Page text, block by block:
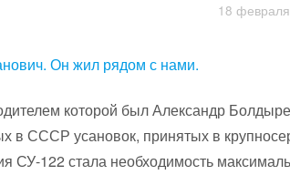
18
Он жил рядом с нами.
которой был Александр
в СССР усановок, принятых в
СУ-122 стала необходимость